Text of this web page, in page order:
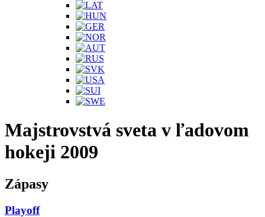
Majstrovstvá sveta v ľadovom
hokeji 2009
Zápasy
Playoff